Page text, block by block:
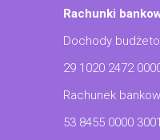
Rachunki
Dochody
29 1020 2472
Rachunek
53 8455 0000